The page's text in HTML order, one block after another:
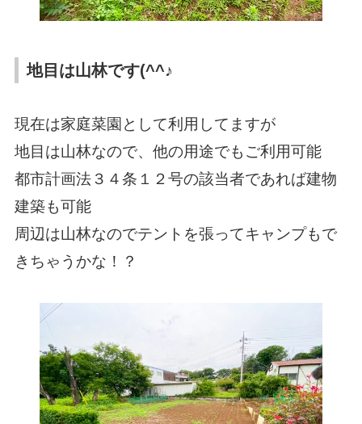
地目は山林です(^^♪
現在は家庭菜園として利用してますが
地目は山林なので、他の用途でもご利用可能
都市計画法３４条１２号の該当者であれば建物
建築も可能
周辺は山林なのでテントを張ってキャンプもで
きちゃうかな！？